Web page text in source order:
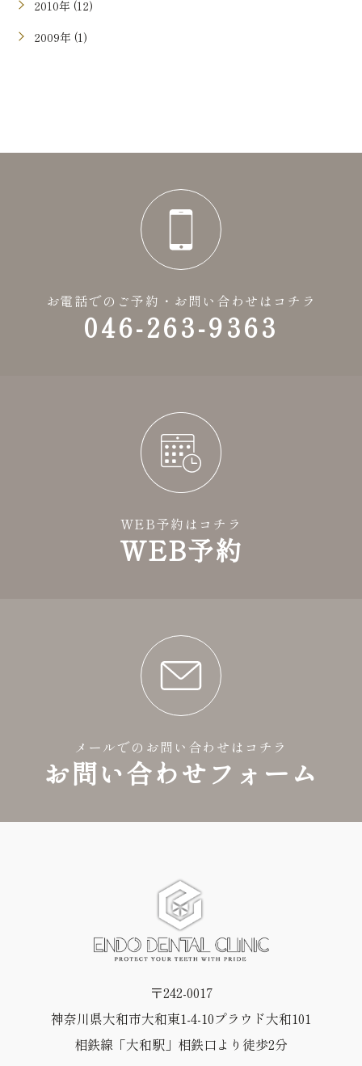
2010年 (12)
2009年 (1)
お電話でのご予約・お問い合わせはコチラ
046-263-9363
WEB予約はコチラ
WEB予約
メールでのお問い合わせはコチラ
お問い合わせフォーム
〒242-0017
神奈川県大和市大和東1-4-10プラウド大和101
相鉄線「大和駅」相鉄口より徒歩2分